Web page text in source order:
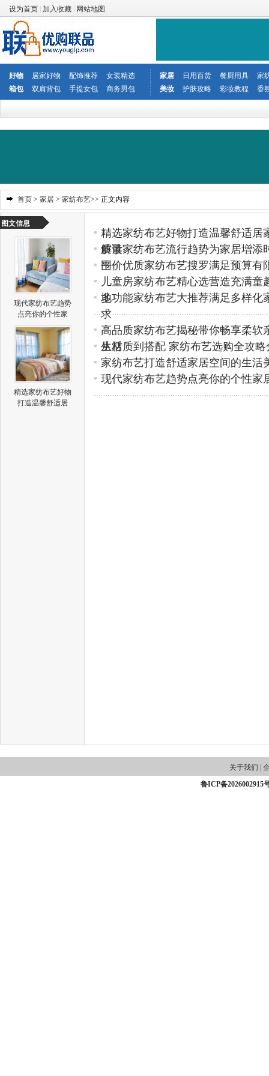
设为首页 加入收藏 网站地图
好物 居家好物 配饰推荐 女装精选 家居 日用百货 餐厨用具
家
箱包
双肩背包 手提女包 商务男包 美妆 护肤攻略 彩妆教程 香
首页 > 家居 > 家纺布艺>> 正文内容
图文信息
现代家纺布艺趋势
点亮你的个性家
精选家纺布艺好物
打造温馨舒适居
精选家纺布艺好物打造温馨舒适居
质量
解读家纺布艺流行趋势为家居增添
围
平价优质家纺布艺搜罗满足预算有
儿童房家纺布艺精心选营造充满童
地
多功能家纺布艺大推荐满足多样化
求
高品质家纺布艺揭秘带你畅享柔软
生活
从材质到搭配 家纺布艺选购全攻略
家纺布艺打造舒适家居空间的生活
现代家纺布艺趋势点亮你的个性家
关于我们
鲁ICP备2026002915